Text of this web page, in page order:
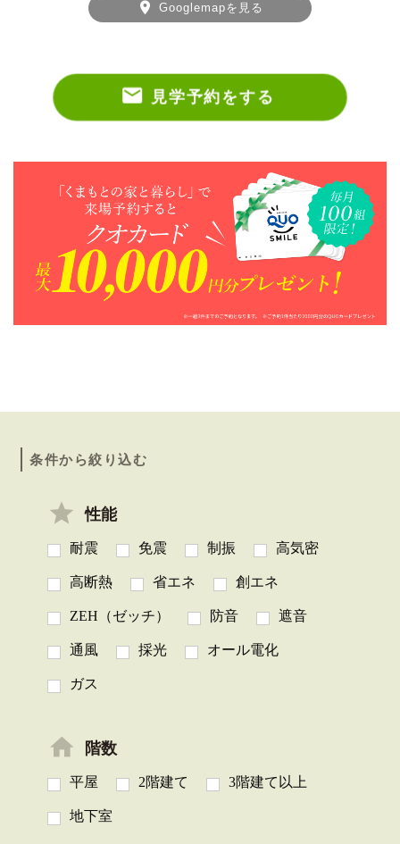
Googlemapを見る
見学予約をする
条件から絞り込む
性能
耐震 免震 制振 高気密
高断熱 省エネ 創エネ
ZEH（ゼッチ） 防音 遮音
通風 採光 オール電化
ガス
階数
平屋 2階建て 3階建て以上
地下室